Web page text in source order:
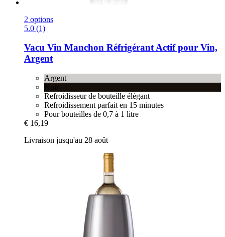
2 options
5.0 (1)
Vacu Vin Manchon Réfrigérant Actif pour Vin,
Argent
Argent
Refroidisseur de bouteille élégant
Refroidissement parfait en 15 minutes
Pour bouteilles de 0,7 à 1 litre
€ 16,19
Livraison jusqu'au 28 août